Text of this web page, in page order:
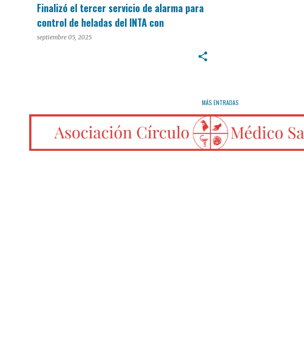
Finalizó el tercer servicio de alarma para
control de heladas del INTA con
temperaturas bajo cero
septiembre 05, 2025
MÁS ENTRADAS